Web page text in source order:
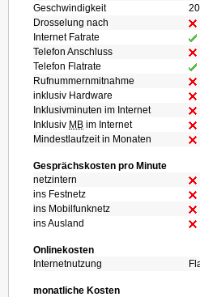
Geschwindigkeit
Drosselung nach
Internet Fatrate
Telefon Anschluss
Telefon Flatrate
Rufnummernmitnahme
inklusiv Hardware
Inklusivminuten im Internet
Inklusiv MB im Internet
Mindestlaufzeit in Monaten
Gesprächskosten pro Minute
netzintern
ins Festnetz
ins Mobilfunknetz
ins Ausland
Onlinekosten
Internetnutzung
monatliche Kosten